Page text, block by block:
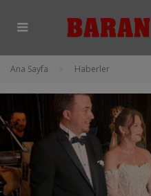
Ana Sayfa Haberler